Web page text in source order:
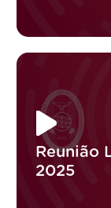
Reunião
2025